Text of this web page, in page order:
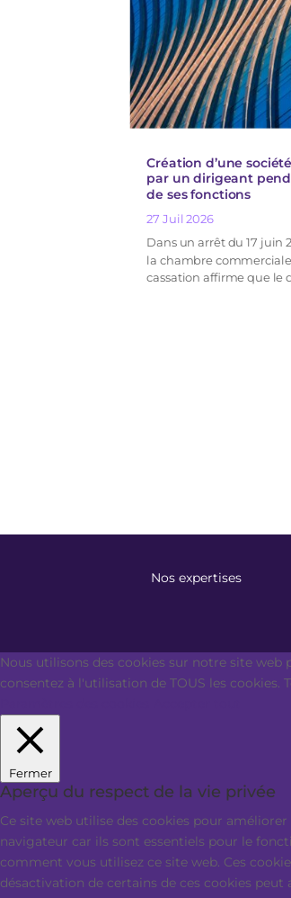
Création d’une
par un dirigeant
de ses fonctions
27 Juil 2026
Dans un arrêt du 17 juin
la chambre
cassation affirme que le
Nos expertises
Nous utilisons des cookies sur notre site
consentez à l'utilisation de TOUS les
Fermer
Aperçu du respect de la vie privée
Ce site web utilise des cookies pour
navigateur car ils sont essentiels pour le
comment vous utilisez ce site web. Ces
désactivation de certains de ces cookies